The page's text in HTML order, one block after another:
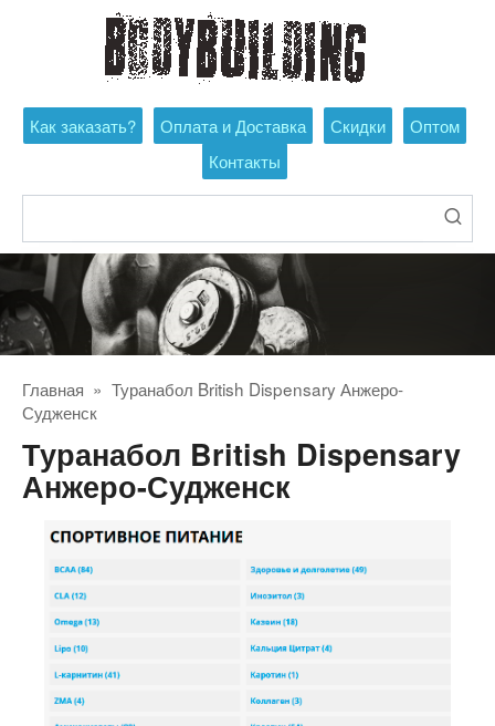
Как заказать? Оплата и Доставка Скидки
Оптом
Контакты
Главная » Туранабол British Dispensary Анжеро-
Судженск
Туранабол British Dispensary
Анжеро-Судженск